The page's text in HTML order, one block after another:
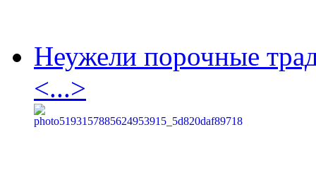
Неужели порочные
<...>